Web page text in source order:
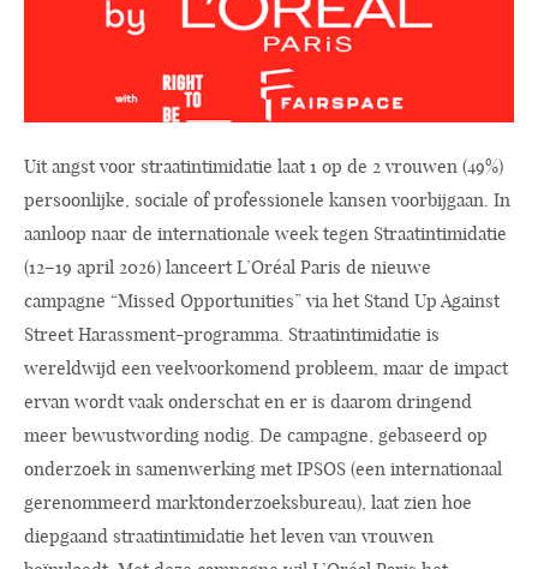
Uit angst voor straatintimidatie laat 1 op de 2 vrouwen (49%)
persoonlijke, sociale of professionele kansen voorbijgaan. In
aanloop naar de internationale week tegen Straatintimidatie
(12–19 april 2026) lanceert L’Oréal Paris de nieuwe
campagne “Missed Opportunities” via het Stand Up Against
Street Harassment-programma. Straatintimidatie is
wereldwijd een veelvoorkomend probleem, maar de impact
ervan wordt vaak onderschat en er is daarom dringend
meer bewustwording nodig. De campagne, gebaseerd op
onderzoek in samenwerking met IPSOS (een internationaal
gerenommeerd marktonderzoeksbureau), laat zien hoe
diepgaand straatintimidatie het leven van vrouwen